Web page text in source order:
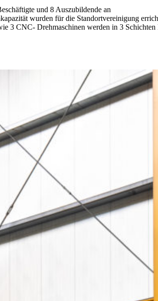
und 8 Auszubildende an
wurden für die Standortvereinigung
3 CNC- Drehmaschinen werden in 3